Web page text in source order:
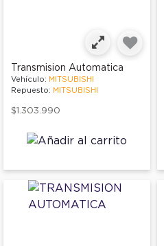
Transmision Automatica
Vehículo: MITSUBISHI
Repuesto: MITSUBISHI
$1.303.990